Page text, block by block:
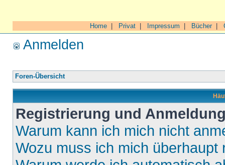
Home Privat Impressum Bücher|
Anmelden
Foren-Übersicht
Registrierung und
Warum kann ich mich nicht
Wozu muss ich mich überhaupt